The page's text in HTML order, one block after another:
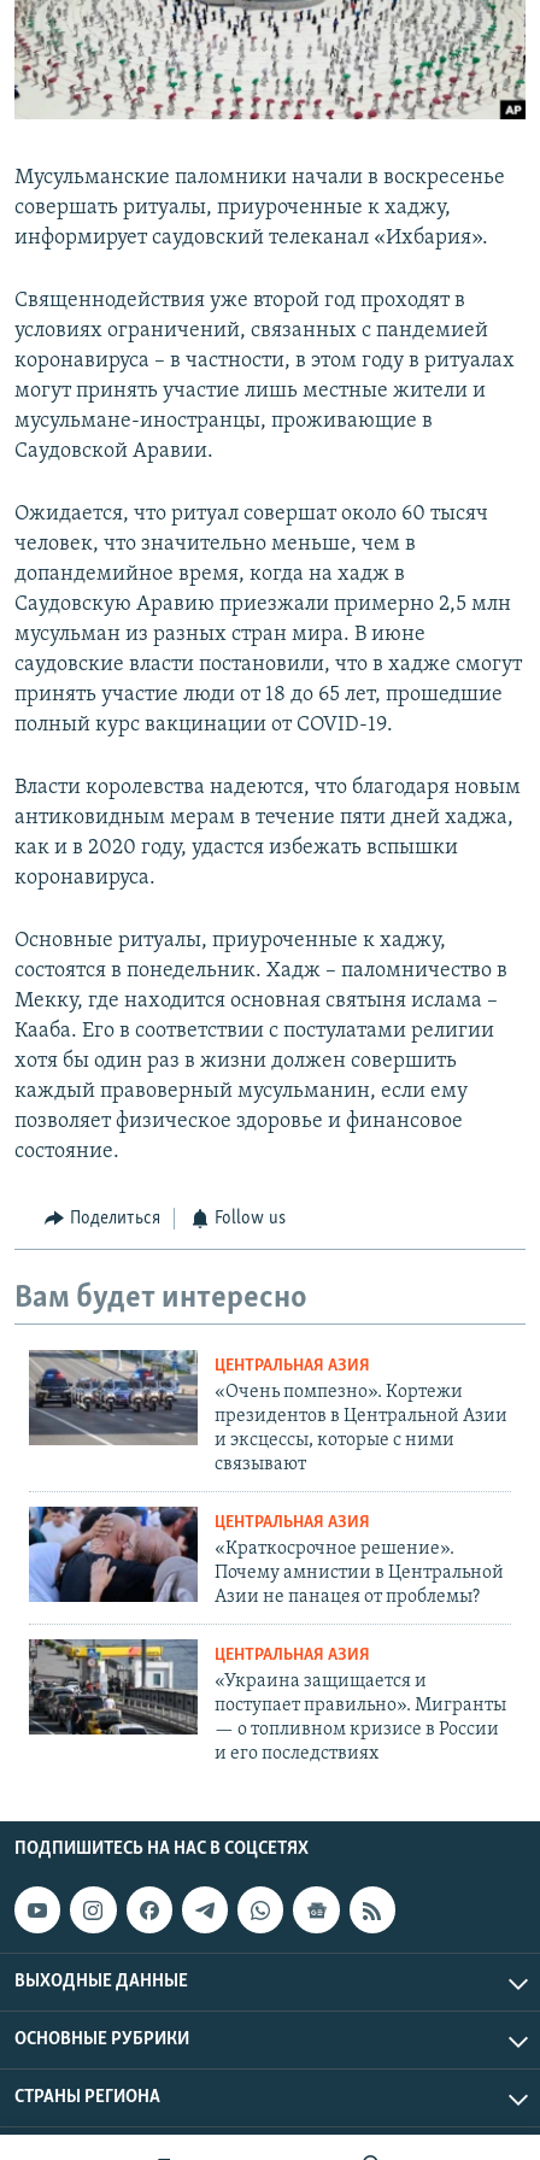
Мусульманские паломники начали в воскресенье
совершать ритуалы, приуроченные к хаджу,
информирует саудовский телеканал «Ихбария».
Священнодействия уже второй год проходят в
условиях ограничений, связанных с пандемией
коронавируса – в частности, в этом году в ритуалах
могут принять участие лишь местные жители и
мусульмане-иностранцы, проживающие в
Саудовской Аравии.
Ожидается, что ритуал совершат около 60 тысяч
человек, что значительно меньше, чем в
допандемийное время, когда на хадж в
Саудовскую Аравию приезжали примерно 2,5 млн
мусульман из разных стран мира. В июне
саудовские власти постановили, что в хадже смогут
принять участие люди от 18 до 65 лет, прошедшие
полный курс вакцинации от COVID-19.
Власти королевства надеются, что благодаря новым
антиковидным мерам в течение пяти дней хаджа,
как и в 2020 году, удастся избежать вспышки
коронавируса.
Основные ритуалы, приуроченные к хаджу,
состоятся в понедельник. Хадж – паломничество в
Мекку, где находится основная святыня ислама –
Кааба. Его в соответствии с постулатами религии
хотя бы один раз в жизни должен совершить
каждый правоверный мусульманин, если ему
позволяет физическое здоровье и финансовое
состояние.
Поделиться Follow us
Вам будет интересно
ЦЕНТРАЛЬНАЯ АЗИЯ
«Очень помпезно». Кортежи
президентов в Центральной Азии
и эксцессы, которые с ними
связывают
ЦЕНТРАЛЬНАЯ АЗИЯ
«Краткосрочное решение».
Почему амнистии в Центральной
Азии не панацея от проблемы?
ЦЕНТРАЛЬНАЯ АЗИЯ
«Украина защищается и
поступает правильно». Мигранты
— о топливном кризисе в России
и его последствиях
ПОДПИШИТЕСЬ НА НАС В СОЦСЕТЯХ
ВЫХОДНЫЕ ДАННЫЕ
ОСНОВНЫЕ РУБРИКИ
СТРАНЫ РЕГИОНА